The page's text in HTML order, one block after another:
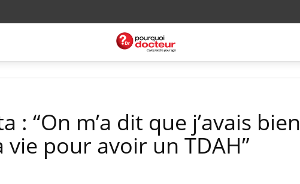
: “On m’a dit que j’avais bien
pour avoir un TDAH”